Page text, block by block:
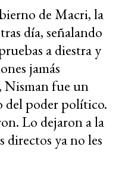
de Macri, la
día, señalando
a diestra y
jamás
Nisman fue un
poder político.
Lo dejaron a la
directos ya no les